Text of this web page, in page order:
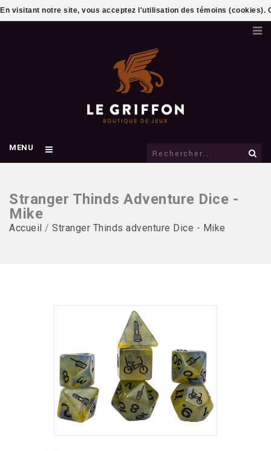
MENU
Stranger Thinds Adventure Dice -
Mike
Accueil / Stranger Thinds adventure Dice - Mike
En visitant notre site, vous acceptez l'utilisation des témoins